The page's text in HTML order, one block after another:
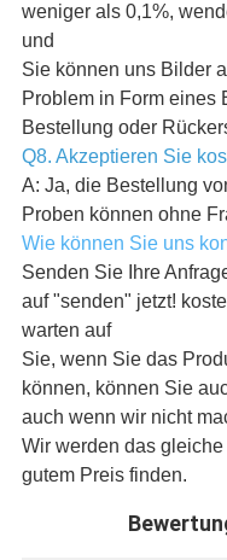
weniger als 0,1%,
und
Sie können uns Bilder
Problem in Form eines
Bestellung oder
Q8. Akzeptieren Sie
A: Ja, die Bestellung
Proben können ohne
Wie können Sie uns
Senden Sie Ihre
auf "senden" jetzt!
warten auf
Sie, wenn Sie das
können, können Sie
auch wenn wir nicht
Wir werden das
gutem Preis finden.